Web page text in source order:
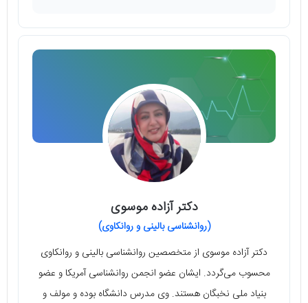
دکتر آزاده موسوی
(روانشناسی بالینی و روانکاوی)
دکتر آزاده موسوی از متخصصین روانشناسی بالینی و روانکاوی
محسوب می‌گردد. ایشان عضو انجمن روانشناسی آمریکا و عضو
بنیاد ملی نخبگان هستند. وی مدرس دانشگاه بوده و مولف و